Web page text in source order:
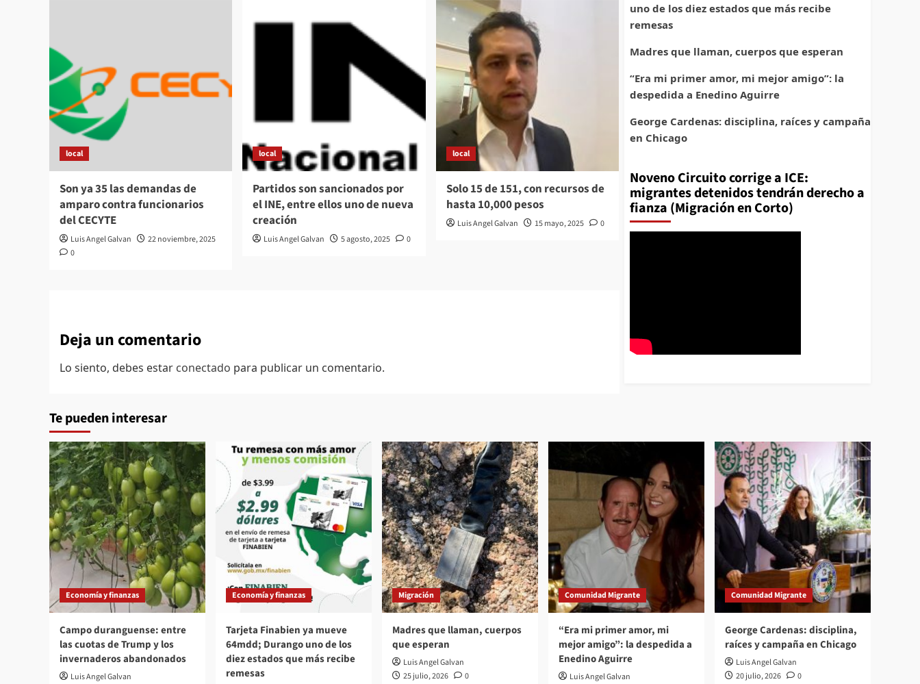
local
Son ya 35 las demandas de
amparo contra funcionarios
del CECYTE
Luis Angel Galvan
22 noviembre, 2025
0
local
Partidos son sancionados por
el INE, entre ellos uno de nueva
creación
Luis Angel Galvan 5 agosto, 2025 0
local
Solo 15 de 151, con recursos de
hasta 10,000 pesos
Luis Angel Galvan 15 mayo, 2025 0
Deja un comentario
Lo siento, debes estar conectado para publicar un comentario.
uno de los diez estados que más recibe
remesas
Madres que llaman, cuerpos que esperan
“Era mi primer amor, mi mejor amigo”: la
despedida a Enedino Aguirre
George Cardenas: disciplina, raíces y campaña
en Chicago
Noveno Circuito corrige a ICE:
migrantes detenidos tendrán derecho a
fianza (Migración en Corto)
Te pueden interesar
Economía y finanzas
Campo duranguense: entre
las cuotas de Trump y los
invernaderos abandonados
Luis Angel Galvan
Economía y finanzas
Tarjeta Finabien ya mueve
64mdd; Durango uno de los
diez estados que más recibe
remesas
Migración
Madres que llaman, cuerpos
que esperan
Luis Angel Galvan
25 julio, 2026
0
Comunidad Migrante
“Era mi primer amor, mi
mejor amigo”: la despedida a
Enedino Aguirre
Luis Angel Galvan
Comunidad Migrante
George Cardenas: disciplina,
raíces y campaña en Chicago
Luis Angel Galvan
20 julio, 2026
0